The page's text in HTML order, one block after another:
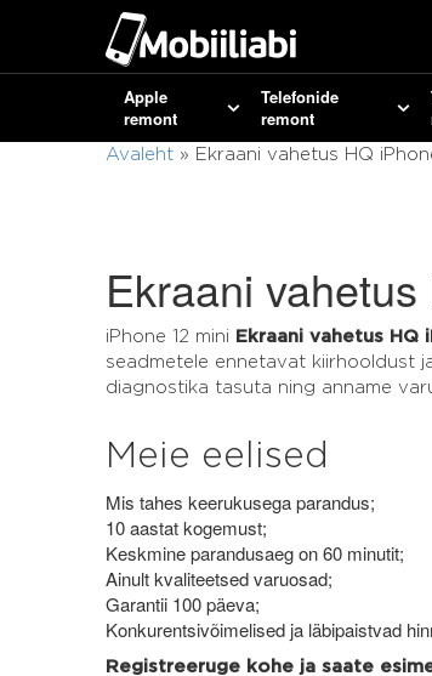
Apple
remont
Telefonide
remont
Avaleht » Ekraani vahetus HQ
Ekraani
iPhone 12 mini Ekraani vahetus HQ
seadmetele ennetavat kiirhooldust
diagnostika tasuta ning anname
Meie eelised
Mis tahes keerukusega parandus;
10 aastat kogemust;
Keskmine parandusaeg on 60 minutit;
Ainult kvaliteetsed varuosad;
Garantii 100 päeva;
Konkurentsivõimelised ja läbipaistvad
Registreeruge kohe ja saate